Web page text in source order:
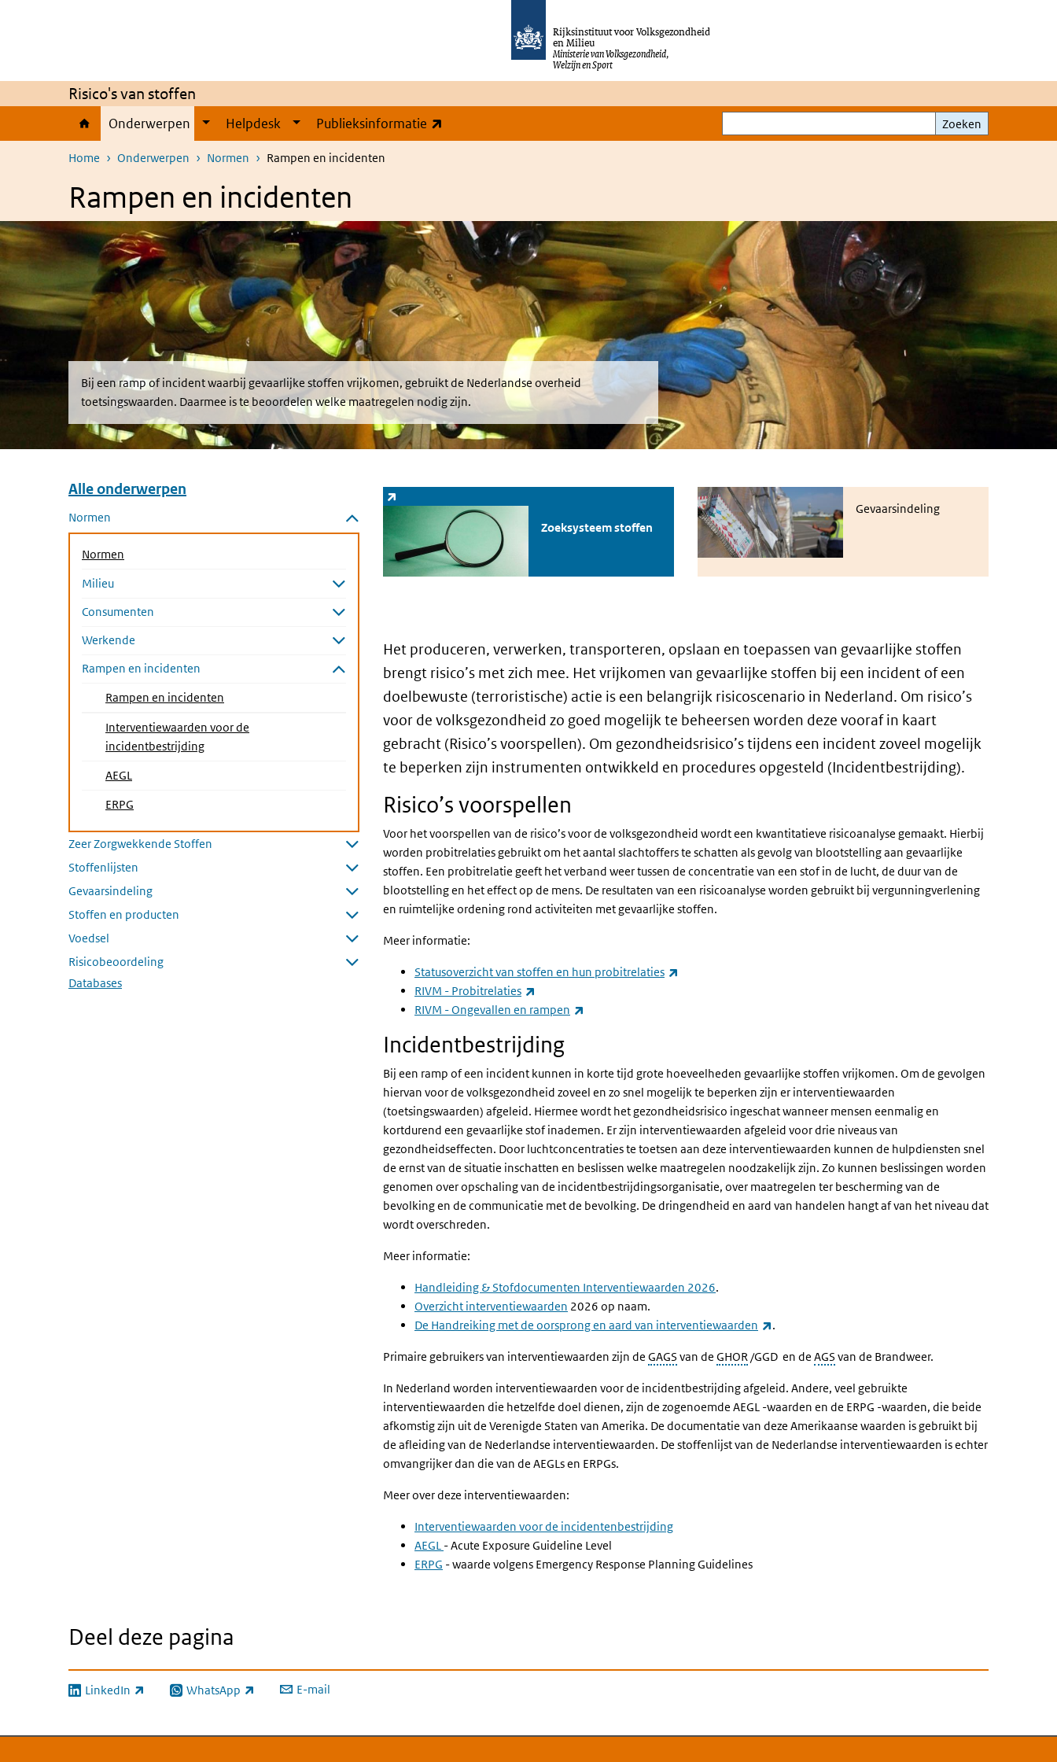
Rijksinstituut voor Volksgezondheid
en Milieu
Ministerie van Volksgezondheid,
Welzijn en Sport
Risico's van stoffen
Onderwerpen Helpdesk Publieksinformatie
Zoeken
Zoeken
Home Onderwerpen Normen Rampen en incidenten
Rampen en incidenten
Bij een ramp of incident waarbij gevaarlijke stoffen vrijkomen, gebruikt de Nederlandse overheid
toetsingswaarden. Daarmee is te beoordelen welke maatregelen nodig zijn.
Overslaan menu Alle onderwerpen
Alle onderwerpen
Normen
Submenu sluiten
Normen
Milieu
Consumenten
Werkende
Rampen en incidenten
Rampen en incidenten
Interventiewaarden voor de
incidentbestrijding
AEGL
ERPG
Zeer Zorgwekkende Stoffen
Submenu openen
Stoffenlijsten
Submenu openen
Gevaarsindeling
Stoffen en producten
Voedsel
Submenu openen
Risicobeoordeling
Submenu openen
Databases
Zoeksysteem stoffen
(externe link)
Zoeksysteem stoffen
Gevaarsindeling
Gevaarsindeling
Het produceren, verwerken, transporteren, opslaan en toepassen van gevaarlijke stoffen
brengt risico’s met zich mee. Het vrijkomen van gevaarlijke stoffen bij een incident of een
doelbewuste (terroristische) actie is een belangrijk risicoscenario in Nederland. Om risico’s
voor de volksgezondheid zo goed mogelijk te beheersen worden deze vooraf in kaart
gebracht (Risico’s voorspellen). Om gezondheidsrisico’s tijdens een incident zoveel mogelijk
te beperken zijn instrumenten ontwikkeld en procedures opgesteld (Incidentbestrijding).
Risico’s voorspellen
Voor het voorspellen van de risico’s voor de volksgezondheid wordt een kwantitatieve risicoanalyse gemaakt. Hierbij
worden probitrelaties gebruikt om het aantal slachtoffers te schatten als gevolg van blootstelling aan gevaarlijke
stoffen. Een probitrelatie geeft het verband weer tussen de concentratie van een stof in de lucht, de duur van de
blootstelling en het effect op de mens. De resultaten van een risicoanalyse worden gebruikt bij vergunningverlening
en ruimtelijke ordening rond activiteiten met gevaarlijke stoffen.
Meer informatie:
Statusoverzicht van stoffen en hun probitrelaties
RIVM - Probitrelaties
RIVM - Ongevallen en rampen
Incidentbestrijding
Bij een ramp of een incident kunnen in korte tijd grote hoeveelheden gevaarlijke stoffen vrijkomen. Om de gevolgen
hiervan voor de volksgezondheid zoveel en zo snel mogelijk te beperken zijn er interventiewaarden
(toetsingswaarden) afgeleid. Hiermee wordt het gezondheidsrisico ingeschat wanneer mensen eenmalig en
kortdurend een gevaarlijke stof inademen. Er zijn interventiewaarden afgeleid voor drie niveaus van
gezondheidseffecten. Door luchtconcentraties te toetsen aan deze interventiewaarden kunnen de hulpdiensten snel
de ernst van de situatie inschatten en beslissen welke maatregelen noodzakelijk zijn. Zo kunnen beslissingen worden
genomen over opschaling van de incidentbestrijdingsorganisatie, over maatregelen ter bescherming van de
bevolking en de communicatie met de bevolking. De dringendheid en aard van handelen hangt af van het niveau dat
wordt overschreden.
Meer informatie:
Handleiding & Stofdocumenten Interventiewaarden 2026.
Overzicht interventiewaarden 2026 op naam.
De Handreiking met de oorsprong en aard van interventiewaarden
.
Primaire gebruikers van interventiewaarden zijn de GAGS van de GHOR /GGD en de AGS van de Brandweer.
In Nederland worden interventiewaarden voor de incidentbestrijding afgeleid. Andere, veel gebruikte
interventiewaarden die hetzelfde doel dienen, zijn de zogenoemde AEGL -waarden en de ERPG -waarden, die beide
afkomstig zijn uit de Verenigde Staten van Amerika. De documentatie van deze Amerikaanse waarden is gebruikt bij
de afleiding van de Nederlandse interventiewaarden. De stoffenlijst van de Nederlandse interventiewaarden is echter
omvangrijker dan die van de AEGLs en ERPGs.
Meer over deze interventiewaarden:
Interventiewaarden voor de incidentenbestrijding
AEGL - Acute Exposure Guideline Level
ERPG - waarde volgens Emergency Response Planning Guidelines
Deel deze pagina
LinkedIn
(externe link) WhatsApp
(externe link) E-mail